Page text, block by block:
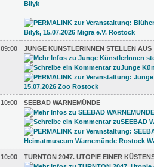
09:00 JUNGE KÜNSTLERINNEN STELLEN AUS
10:00 SEEBAD WARNEMÜNDE
10:00 TURNTON 2047. UTOPIE EINER